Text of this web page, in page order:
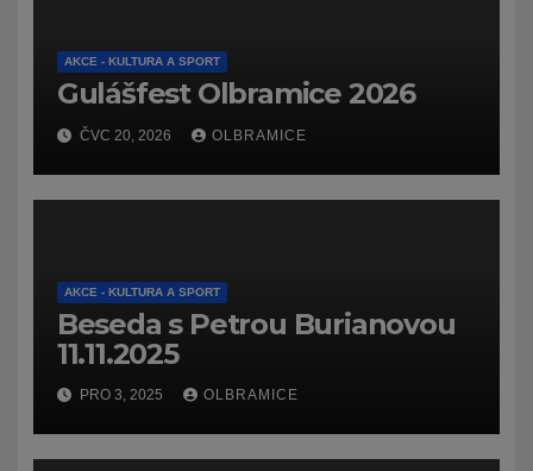
AKCE - KULTURA A SPORT
Gulášfest Olbramice 2026
ČVC 20, 2026 OLBRAMICE
AKCE - KULTURA A SPORT
Beseda s Petrou Burianovou
11.11.2025
PRO 3, 2025 OLBRAMICE